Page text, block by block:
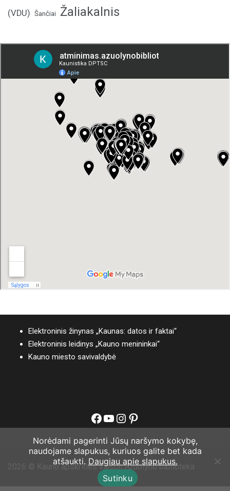
(VDU) Šančiai Žaliakalnis
Elektroninis žinynas „Kaunas: datos ir faktai“
Elektroninis leidinys „Kauno menininkai“
Kauno miesto savivaldybė
Facebook
YouTube
Instagram
Pinterest
2026 © Kauno apskrities viešoji Ąžuolyno biblioteka
Norėdami pagerinti Jūsų naršymo kokybę,
naudojame slapukus, kuriuos galite bet kada
atšaukti. Daugiau apie slapukus.
Sutinku